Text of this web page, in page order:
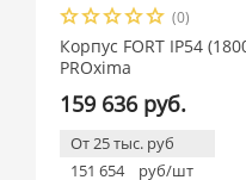
(0)
Корпус FORT IP54
PROxima
159 636 руб.
От 25 тыс. руб
151 654
руб/шт